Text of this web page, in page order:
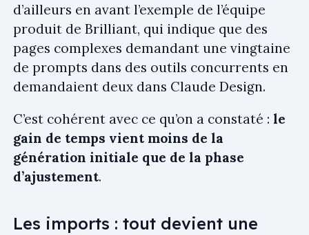
d’ailleurs en avant l’exemple de l’équipe
produit de Brilliant, qui indique que des
pages complexes demandant une vingtaine
de prompts dans des outils concurrents en
demandaient deux dans Claude Design.
C’est cohérent avec ce qu’on a constaté : le
gain de temps vient moins de la
génération initiale que de la phase
d’ajustement.
Les imports : tout devient une